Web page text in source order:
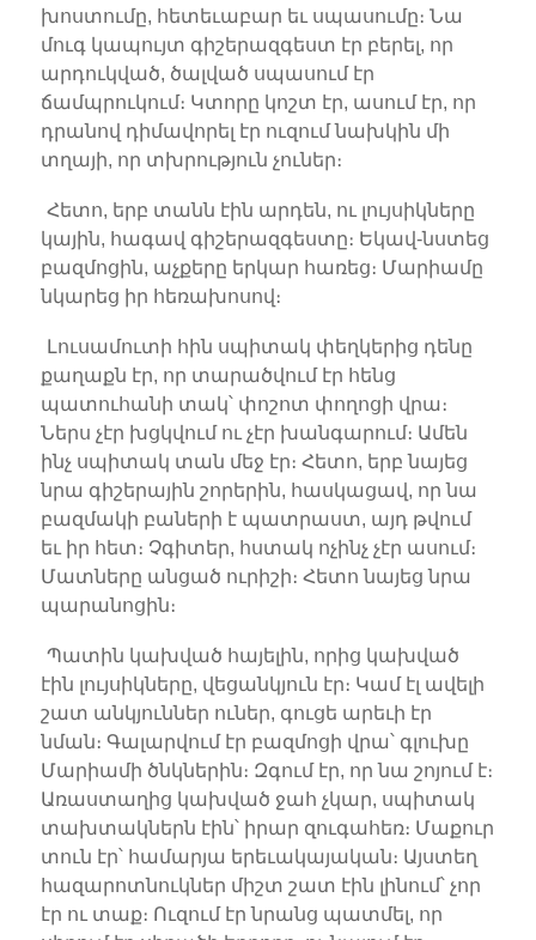
խոստումը, հետեւաբար եւ սպասումը։ Նա
մուգ կապույտ գիշերազգեստ էր բերել, որ
արդուկված, ծալված սպասում էր
ճամպրուկում։ Կտորը կոշտ էր, ասում էր, որ
դրանով դիմավորել էր ուզում նախկին մի
տղայի, որ տխրություն չուներ։
Հետո, երբ տանն էին արդեն, ու լույսիկները
կային, հագավ գիշերազգեստը։ Եկավ-նստեց
բազմոցին, աչքերը երկար հառեց։ Մարիամը
նկարեց իր հեռախոսով։
Լուսամուտի հին սպիտակ փեղկերից դենը
քաղաքն էր, որ տարածվում էր հենց
պատուհանի տակ՝ փոշոտ փողոցի վրա։
Ներս չէր խցկվում ու չէր խանգարում։ Ամեն
ինչ սպիտակ տան մեջ էր։ Հետո, երբ նայեց
նրա գիշերային շորերին, հասկացավ, որ նա
բազմակի բաների է պատրաստ, այդ թվում
եւ իր հետ։ Չգիտեր, հստակ ոչինչ չէր ասում։
Մատները անցած ուրիշի։ Հետո նայեց նրա
պարանոցին։
Պատին կախված հայելին, որից կախված
էին լույսիկները, վեցանկյուն էր։ Կամ էլ ավելի
շատ անկյուններ ուներ, գուցե արեւի էր
նման։ Գալարվում էր բազմոցի վրա՝ գլուխը
Մարիամի ծնկներին։ Զգում էր, որ նա շոյում է։
Առաստաղից կախված ջահ չկար, սպիտակ
տախտակներն էին՝ իրար զուգահեռ։ Մաքուր
տուն էր՝ համարյա երեւակայական։ Այստեղ
հազարոտնուկներ միշտ շատ էին լինում՝ չոր
էր ու տաք։ Ուզում էր նրանց պատմել, որ